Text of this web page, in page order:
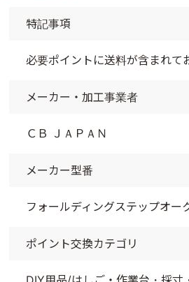
特記事項
必要ポイントに送料が含まれて
メーカー・加工事業者
ＣＢ ＪＡＰＡＮ
メーカー型番
フォールディングステップオー
ポイント交換カテゴリ